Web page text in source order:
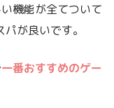
機能が全てついて
が良いです。
一番おすすめのゲー